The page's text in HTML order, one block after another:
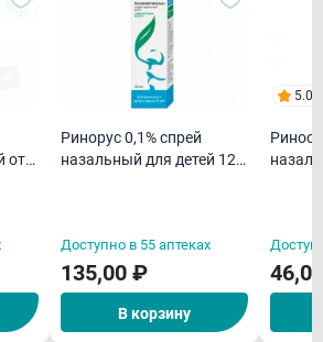
от
Ринорус 0,1% спрей
назальный для детей 12
Доступно в 55 аптеках
135,00 ₽
В корзину
5.0